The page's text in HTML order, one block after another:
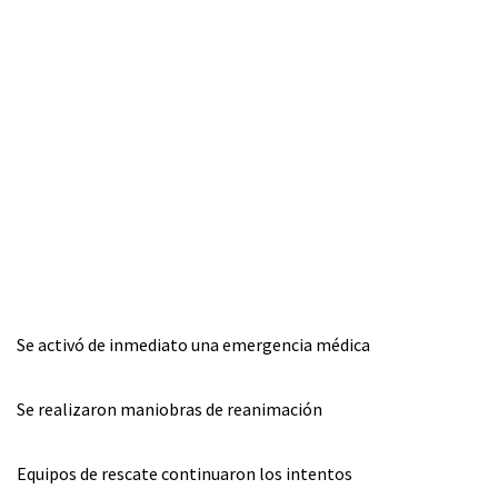
Se activó de inmediato una emergencia médica
Se realizaron maniobras de reanimación
Equipos de rescate continuaron los intentos